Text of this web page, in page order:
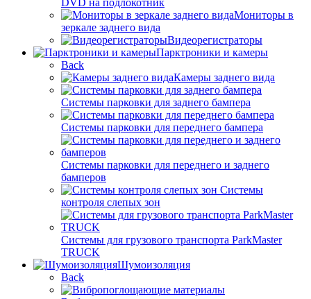
Мониторы в
зеркале заднего вида
Видеорегистраторы
Парктроники и камеры
Back
Камеры заднего вида
Системы парковки для заднего бампера
Системы парковки для переднего бампера
Системы парковки для переднего и заднего
бамперов
Системы
контроля слепых зон
Системы для грузового транспорта ParkMaster
TRUCK
Шумоизоляция
Back